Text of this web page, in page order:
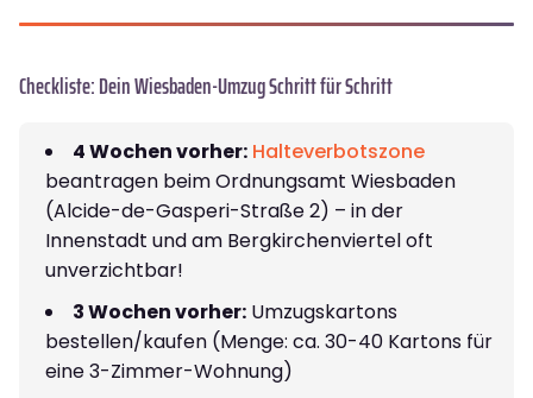
Checkliste: Dein Wiesbaden-Umzug Schritt für Schritt
4 Wochen vorher: Halteverbotszone
beantragen beim Ordnungsamt Wiesbaden
(Alcide-de-Gasperi-Straße 2) – in der
Innenstadt und am Bergkirchenviertel oft
unverzichtbar!
3 Wochen vorher: Umzugskartons
bestellen/kaufen (Menge: ca. 30-40 Kartons für
eine 3-Zimmer-Wohnung)